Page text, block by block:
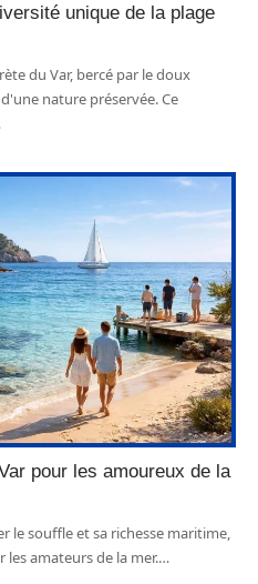
unique de la plage
du Var, bercé par le doux
nature préservée. Ce
pour les amoureux de la
le souffle et sa richesse maritime,
amateurs de la mer.…